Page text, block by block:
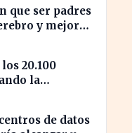
que ser padres
y mejora
20.100
la
de datos